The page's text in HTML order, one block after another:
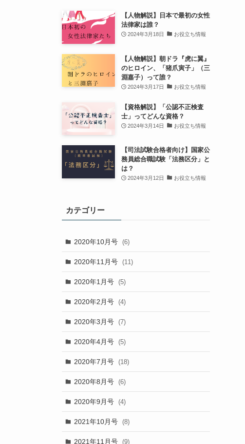
【人物解説】日本で最初の女性
法律家は誰？
2024年3月18日 お役立ち情報
【人物解説】朝ドラ『虎に翼』
のヒロイン、「猪爪寅子」（三
淵嘉子）って誰？
2024年3月17日 お役立ち情報
【資格解説】「公認不正検査
士」ってどんな資格？
2024年3月14日 お役立ち情報
【司法試験合格者向け】国家公
務員総合職試験「法務区分」と
は？
2024年3月12日 お役立ち情報
カテゴリー
2020年10月号 (6)
2020年11月号 (11)
2020年1月号 (5)
2020年2月号 (4)
2020年3月号 (7)
2020年4月号 (5)
2020年7月号 (18)
2020年8月号 (6)
2020年9月号 (4)
2021年10月号 (8)
2021年11月号 (9)